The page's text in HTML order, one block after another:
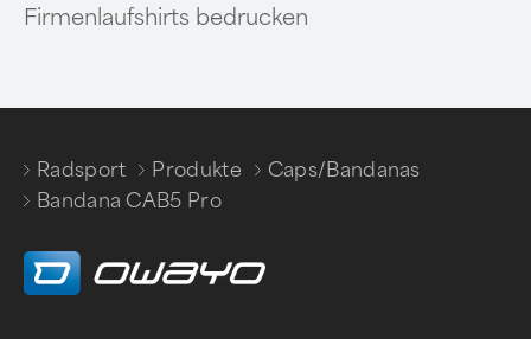
Firmenlaufshirts bedrucken
Radsport
/
Produkte
/
Caps/Bandanas
Bandana CAB5 Pro